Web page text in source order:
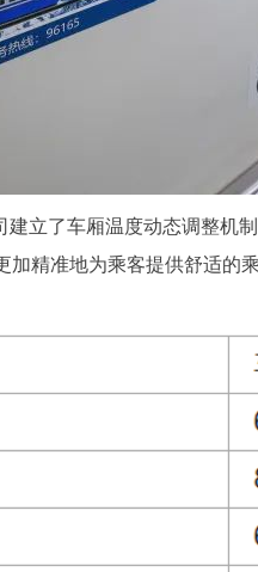
了车厢温度动态调整机
精准地为乘客提供舒适的乘